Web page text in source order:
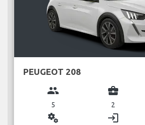
PEUGEOT 208
group
5
business_center
2
miscellaneous_services login